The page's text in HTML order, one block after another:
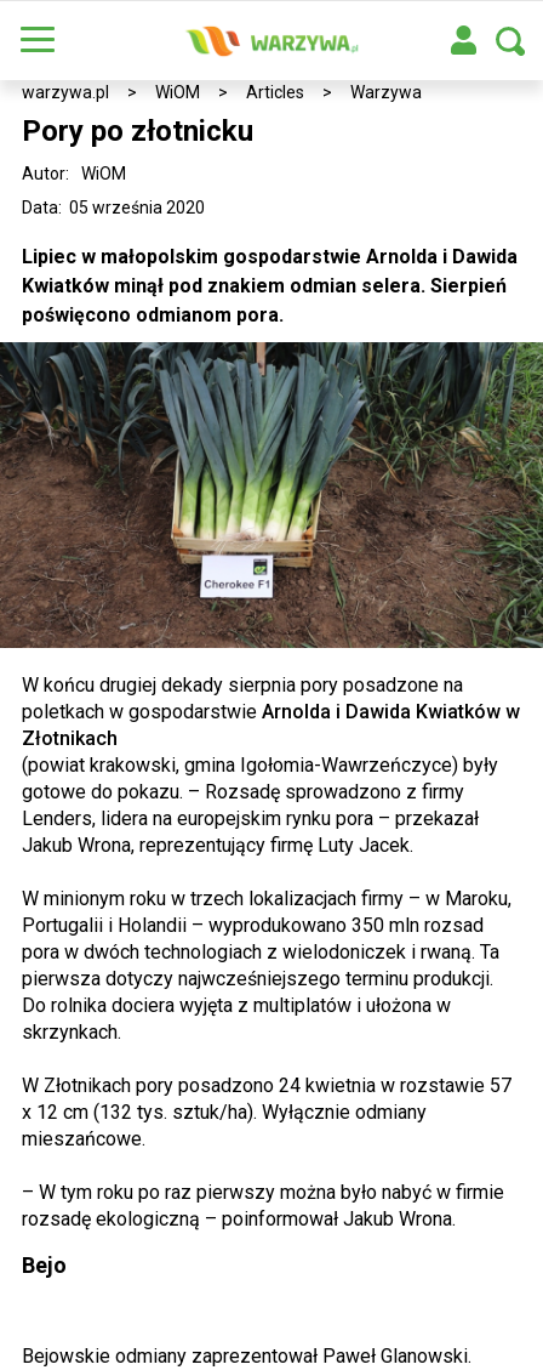
warzywa.pl > WiOM > Articles > Warzywa
Pory po złotnicku
Data: 05 września 2020
Autor: WiOM
Lipiec w małopolskim gospodarstwie Arnolda i Dawida
Kwiatków minął pod znakiem odmian selera. Sierpień
poświęcono odmianom pora.
W końcu drugiej dekady sierpnia pory posadzone na
poletkach w gospodarstwie Arnolda i Dawida Kwiatków w
Złotnikach
(powiat krakowski, gmina Igołomia-Wawrzeńczyce) były
gotowe do pokazu. – Rozsadę sprowadzono z firmy
Lenders, lidera na europejskim rynku pora – przekazał
Jakub Wrona, reprezentujący firmę Luty Jacek.
W minionym roku w trzech lokalizacjach firmy – w Maroku,
Portugalii i Holandii – wyprodukowano 350 mln rozsad
pora w dwóch technologiach z wielodoniczek i rwaną. Ta
pierwsza dotyczy najwcześniejszego terminu produkcji.
Do rolnika dociera wyjęta z multiplatów i ułożona w
skrzynkach.
W Złotnikach pory posadzono 24 kwietnia w rozstawie 57
x 12 cm (132 tys. sztuk/ha). Wyłącznie odmiany
mieszańcowe.
– W tym roku po raz pierwszy można było nabyć w firmie
rozsadę ekologiczną – poinformował Jakub Wrona.
Bejo
Bejowskie odmiany zaprezentował Paweł Glanowski.